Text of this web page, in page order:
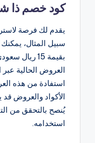
كود خصم ذا
يقدم لك فرصة
بقيمة 15
العروض الحالية
استفادة من هذه
الأكواد والعروض
يُنصح بالتحقق من
استخدامه.